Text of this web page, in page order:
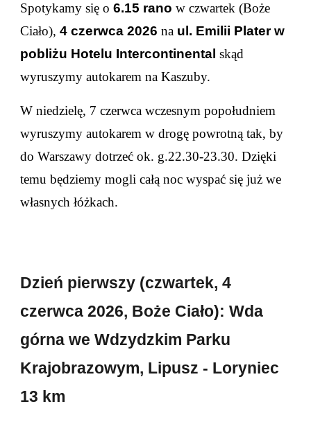
Spotykamy się o6.15 rano w czwartek (Boże
Ciało),4 czerwca 2026 na ul. Emilii Plater w
pobliżu Hotelu Intercontinentalskąd
wyruszymy autokarem na Kaszuby.
W niedzielę, 7czerwca wczesnym popołudniem
wyruszymy autokarem w drogę powrotną tak, by
do Warszawy dotrzeć ok. g.22.30-23.30. Dzięki
temu będziemy mogli całą noc wyspać się już we
własnych łóżkach.
Dzień pierwszy (czwartek, 4
czerwca 2026, Boże Ciało): Wda
górna we Wdzydzkim Parku
Krajobrazowym, Lipusz - Loryniec
13 km